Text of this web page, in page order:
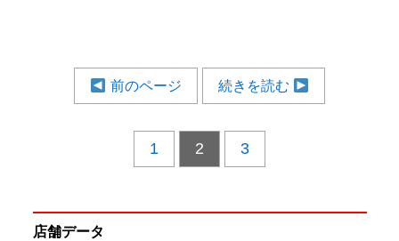
前のページ 続きを読む
1 2 3
店舗データ